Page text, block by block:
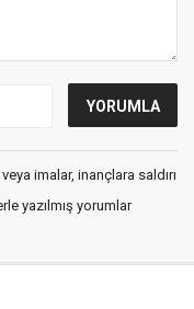
imalar, inançlara saldırı
yazılmış yorumlar